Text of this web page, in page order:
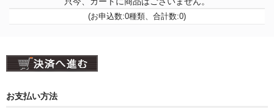
(お申込数:0種類、合計数:0)
お支払い方法